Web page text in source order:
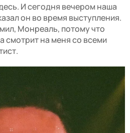
И сегодня вечером наша
он во время выступления.
Монреаль, потому что
смотрит на меня со всеми